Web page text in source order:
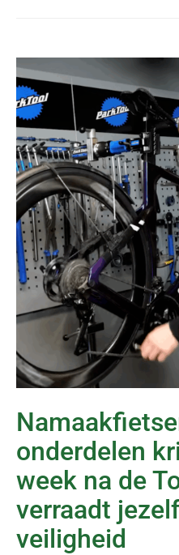
onderdelen
week na de
verraadt
veiligheid